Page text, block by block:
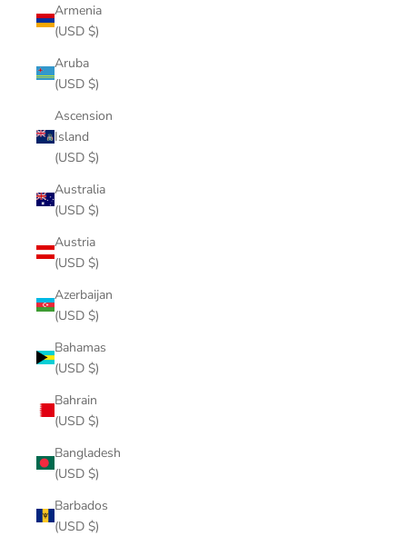
Armenia
(USD $)
Aruba
(USD $)
Ascension
Island
(USD $)
Australia
(USD $)
Austria
(USD $)
Azerbaijan
(USD $)
Bahamas
(USD $)
Bahrain
(USD $)
Bangladesh
(USD $)
Barbados
(USD $)